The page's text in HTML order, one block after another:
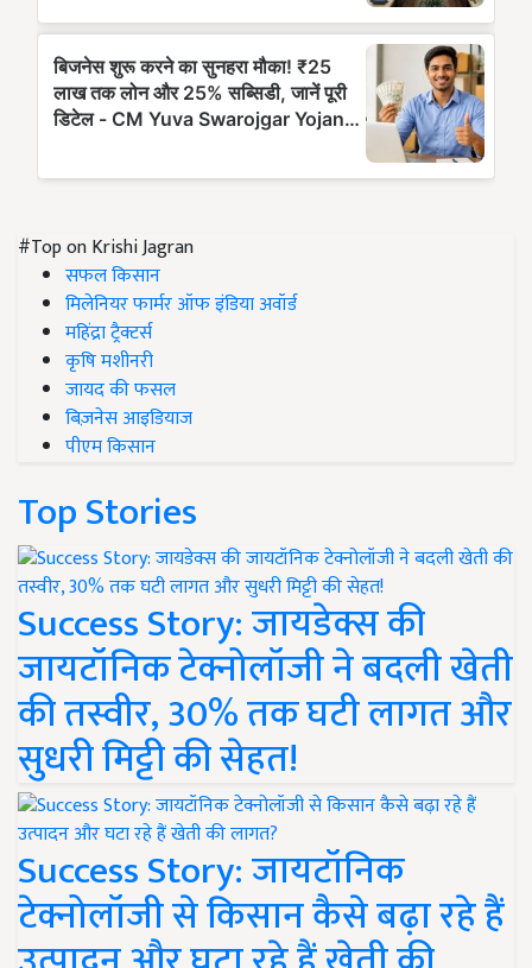
#Top on Krishi Jagran
सफल किसान
मिलेनियर फार्मर ऑफ इंडिया अवॉर्ड
महिंद्रा ट्रैक्टर्स
कृषि मशीनरी
जायद की फसल
बिज़नेस आइडियाज
पीएम किसान
Top Stories
Success Story: जायडेक्स की
जायटॉनिक टेक्नोलॉजी ने बदली खेती
की तस्वीर, 30% तक घटी लागत और
सुधरी मिट्टी की सेहत!
Success Story: जायटॉनिक
टेक्नोलॉजी से किसान कैसे बढ़ा रहे हैं